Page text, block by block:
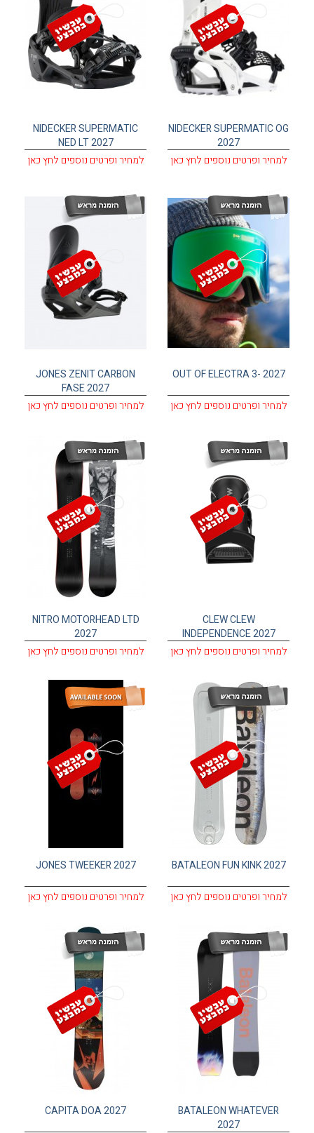
NIDECKER SUPERMATIC OG
2027
למחיר ופרטים נוספים לחץ כאן
NIDECKER SUPERMATIC
NED LT 2027
למחיר ופרטים נוספים לחץ כאן
OUT OF ELECTRA 3- 2027
למחיר ופרטים נוספים לחץ כאן
JONES ZENIT CARBON
FASE 2027
למחיר ופרטים נוספים לחץ כאן
CLEW CLEW
INDEPENDENCE 2027
למחיר ופרטים נוספים לחץ כאן
NITRO MOTORHEAD LTD
2027
למחיר ופרטים נוספים לחץ כאן
BATALEON FUN KINK 2027
למחיר ופרטים נוספים לחץ כאן
JONES TWEEKER 2027
למחיר ופרטים נוספים לחץ כאן
BATALEON WHATEVER
2027
CAPITA DOA 2027